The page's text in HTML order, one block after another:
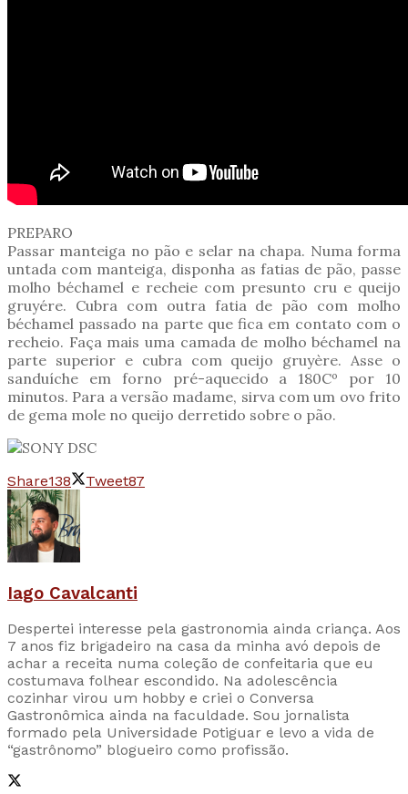
PREPARO
Passar manteiga no pão e selar na chapa. Numa forma
untada com manteiga, disponha as fatias de pão, passe
molho béchamel e recheie com presunto cru e queijo
gruyére. Cubra com outra fatia de pão com molho
béchamel passado na parte que fica em contato com o
recheio. Faça mais uma camada de molho béchamel na
parte superior e cubra com queijo gruyère. Asse o
sanduíche em forno pré-aquecido a 180Cº por 10
minutos. Para a versão madame, sirva com um ovo frito
de gema mole no queijo derretido sobre o pão.
Share138 Tweet87
Iago Cavalcanti
Despertei interesse pela gastronomia ainda criança. Aos
7 anos fiz brigadeiro na casa da minha avó depois de
achar a receita numa coleção de confeitaria que eu
costumava folhear escondido. Na adolescência
cozinhar virou um hobby e criei o Conversa
Gastronômica ainda na faculdade. Sou jornalista
formado pela Universidade Potiguar e levo a vida de
“gastrônomo” blogueiro como profissão.